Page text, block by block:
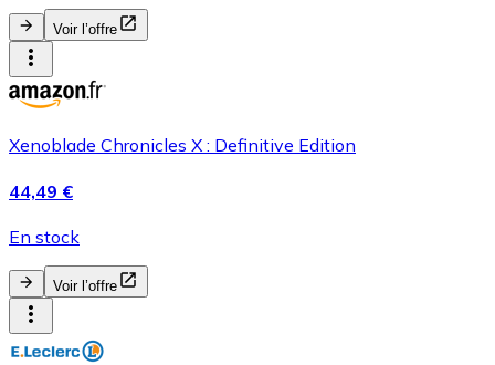
Voir l’offre
Xenoblade Chronicles X : Definitive Edition
44,49 €
En stock
Voir l’offre